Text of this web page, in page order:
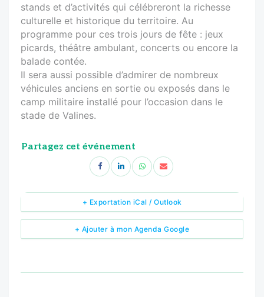
stands et d’activités qui célébreront la richesse
culturelle et historique du territoire. Au
programme pour ces trois jours de fête : jeux
picards, théâtre ambulant, concerts ou encore la
balade contée.
Il sera aussi possible d’admirer de nombreux
véhicules anciens en sortie ou exposés dans le
camp militaire installé pour l’occasion dans le
stade de Valines.
Partagez cet événement
+ Ajouter à mon Agenda Google
+ Exportation iCal / Outlook